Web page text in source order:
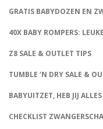
GRATIS BABYDOZEN EN
40X BABY ROMPERS:
Z8 SALE & OUTLET TIPS
TUMBLE ‘N DRY SALE &
BABYUITZET, HEB JIJ
CHECKLIST